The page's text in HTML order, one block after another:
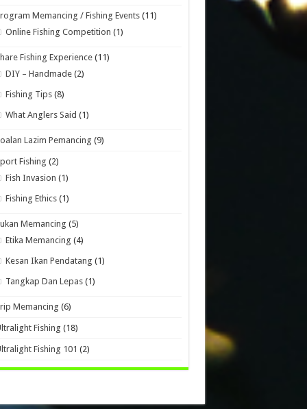
Memancing / Fishing Events (11)
Online Fishing Competition (1)
Fishing Experience (11)
DIY – Handmade (2)
Fishing Tips (8)
What Anglers Said (1)
Lazim Pemancing (9)
Fishing (2)
Fish Invasion (1)
Fishing Ethics (1)
Memancing (5)
Etika Memancing (4)
Kesan Ikan Pendatang (1)
Tangkap Dan Lepas (1)
Memancing (6)
Fishing (18)
Fishing 101 (2)